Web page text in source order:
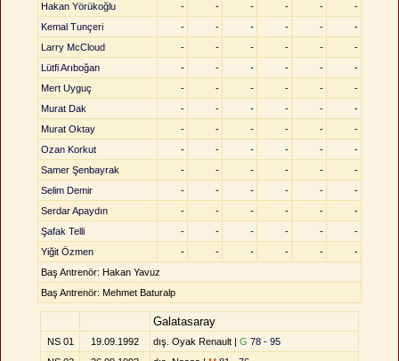
Hakan Yörükoğlu
- - - - -
-
Kemal Tunçeri
- - - - -
-
Larry McCloud
- - - - -
-
Lütfi Arıboğan
- - - - -
-
Mert Uyguç
- - - - -
-
Murat Dak
- - - - -
-
Murat Oktay
- - - - -
-
Ozan Korkut
- - - - -
-
Samer Şenbayrak
- - - - -
-
Selim Demir
- - - - -
-
Serdar Apaydın
- - - - -
-
Şafak Telli
- - - - -
-
Yiğit Özmen
- - - - -
-
Baş Antrenör: Hakan Yavuz
Baş Antrenör: Mehmet Baturalp
Galatasaray
NS 01 19.09.1992 dış. Oyak Renault | G 78 - 95